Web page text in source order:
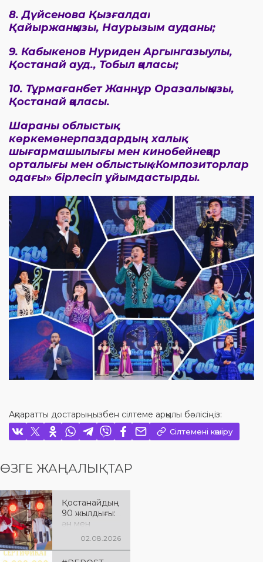
8. Дүйсенова Қызғалдақ
Қайыржанқызы, Наурызым ауданы;
9. Кабыкенов Нуриден Аргынгазыулы,
Қостанай ауд., Тобыл қаласы;
10. Тұрмағанбет Жаннұр Оразалықызы,
Қостанай қаласы.
Шараны облыстық
көркемөнерпаздардың халық
шығармашылығы мен кинобейнеқор
орталығы мен облыстық «Композиторлар
одағы» бірлесіп ұйымдастырды.
Ақпаратты достарыңызбен сілтеме арқылы бөлісіңіз:
Сілтемені көшіру
ӨЗГЕ ЖАҢАЛЫҚТАР
Қостанайдың
90 жылдығы:
ән мен
әсерге толы
02.08.2026